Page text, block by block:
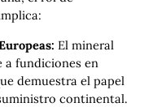
El mineral
a fundiciones en
demuestra el papel
continental.